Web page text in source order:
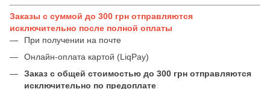
Заказы с суммой до 300 грн отправляются
исключительно после полной оплаты
При получении на почте
Онлайн-оплата картой (LiqPay)
Заказ с общей стоимостью до 300 грн отправляются
исключительно по предоплате